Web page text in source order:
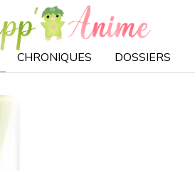
CHRONIQUES DOSSIERS